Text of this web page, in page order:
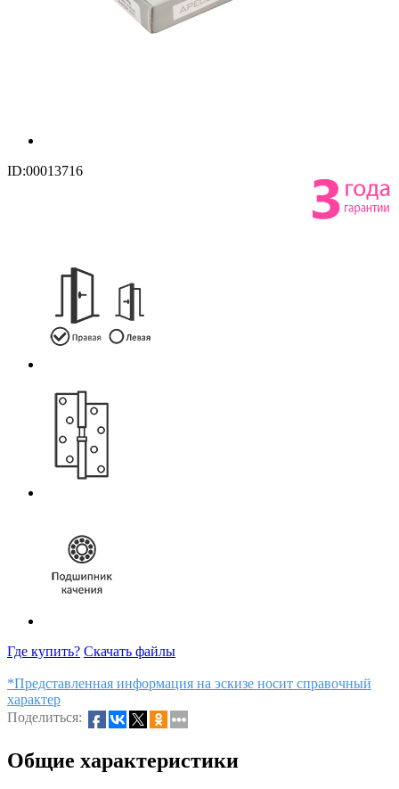
ID:00013716
Где купить? Скачать файлы
*Представленная информация на эскизе носит справочный
характер
Поделиться:
Общие характеристики